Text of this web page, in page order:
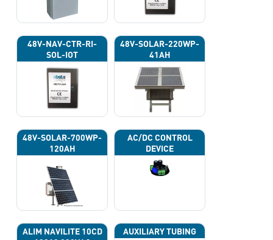
48V-NAV-CTR-RI-
SOL-IOT
48V-SOLAR-220WP-
41AH
48V-SOLAR-700WP-
120AH
AC/DC CONTROL
DEVICE
ALIM NAVILITE 10CD
AUXILIARY TUBING